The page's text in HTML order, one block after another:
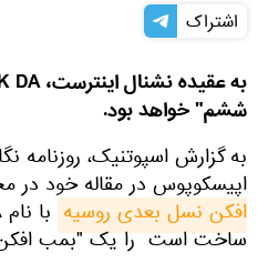
اشتراک
ششم" خواهد بود.
به گزارش اسپوتنیک، روزنامه
اپیسكوپوس در مقاله خود در
افکن نسل بعدی روسیه
ساخت است را یک "بمب افکن